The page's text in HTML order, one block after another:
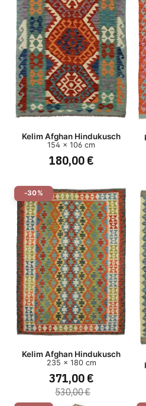
Kelim Afghan Hindukusch
154 x 106 cm
180,00 €
-30%
Kelim Afghan Hindukusch
235 x 180 cm
371,00 €
530,00 €